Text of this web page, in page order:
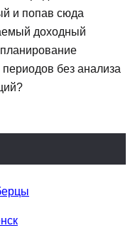
и попав сюда
доходный
без анализа